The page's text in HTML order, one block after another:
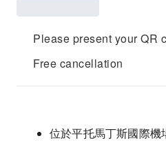
Please present your QR
Free cancellation
位於平托馬丁斯國際機